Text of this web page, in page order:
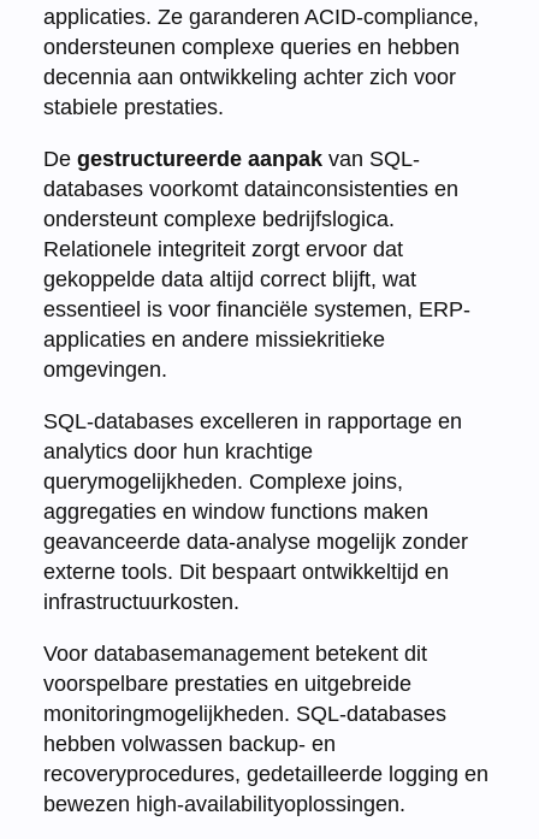
applicaties. Ze garanderen ACID-compliance,
ondersteunen complexe queries en hebben
decennia aan ontwikkeling achter zich voor
stabiele prestaties.
De gestructureerde aanpakvan SQL-
databases voorkomt datainconsistenties en
ondersteunt complexe bedrijfslogica.
Relationele integriteit zorgt ervoor dat
gekoppelde data altijd correct blijft, wat
essentieel is voor financiële systemen, ERP-
applicaties en andere missiekritieke
omgevingen.
SQL-databases excelleren in rapportage en
analytics door hun krachtige
querymogelijkheden. Complexe joins,
aggregaties en window functions maken
geavanceerde data-analyse mogelijk zonder
externe tools. Dit bespaart ontwikkeltijd en
infrastructuurkosten.
Voor databasemanagement betekent dit
voorspelbare prestaties en uitgebreide
monitoringmogelijkheden. SQL-databases
hebben volwassen backup- en
recoveryprocedures, gedetailleerde logging en
bewezen high-availabilityoplossingen.